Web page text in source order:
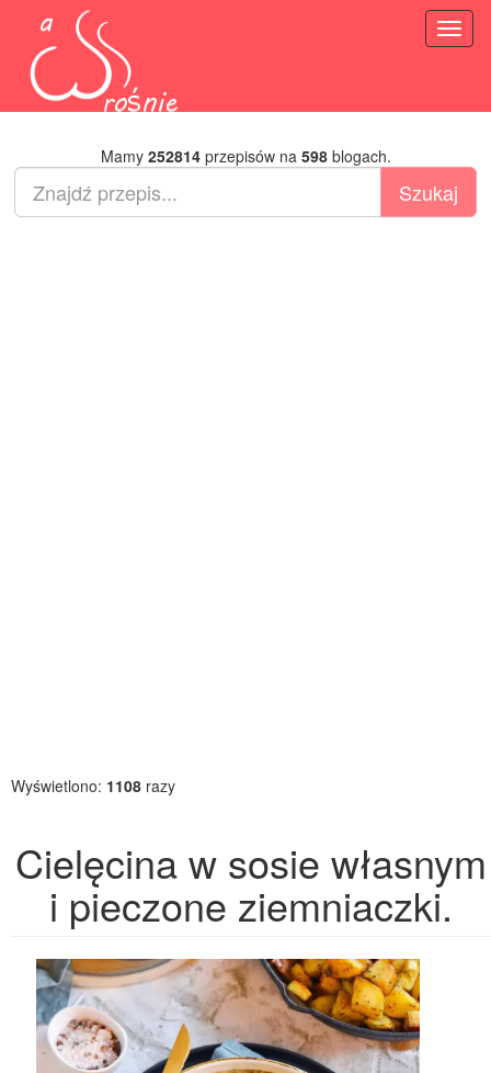
Mamy 252814przepisów na 598blogach.
Wyświetlono: 1108 razy
Cielęcina w sosie własnym
i pieczone ziemniaczki.